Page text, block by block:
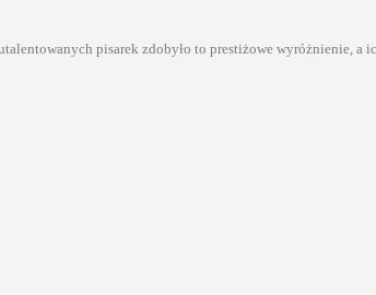
pisarek zdobyło to prestiżowe wyróżnienie, a